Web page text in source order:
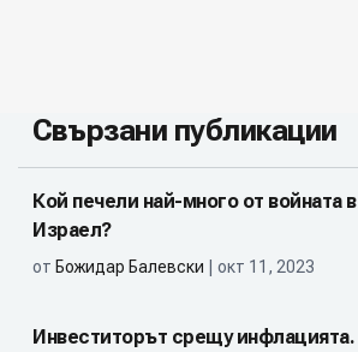
Свързани публикации
Кой печели най-много от войната в
Израел?
от Божидар Балевски | окт 11, 2023
Инвеститорът срещу инфлацията.